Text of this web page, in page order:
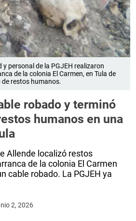
y personal de la PGJEH realizaron
de la colonia El Carmen, en Tula de
de restos humanos.
robado y terminó
humanos en una
Allende localizó restos
de la colonia El Carmen
cable robado. La PGJEH ya
2, 2026